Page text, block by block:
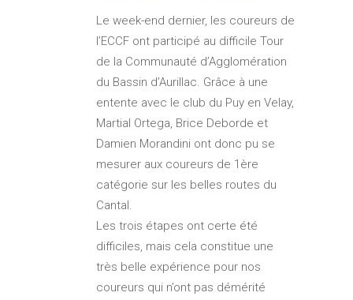
Le week-end dernier, les coureurs de
l’ECCF ont participé au difficile Tour
de la Communauté d’Agglomération
du Bassin d’Aurillac. Grâce à une
entente avec le club du Puy en Velay,
Martial Ortega, Brice Deborde et
Damien Morandini ont donc pu se
mesurer aux coureurs de 1ère
catégorie sur les belles routes du
Cantal.
Les trois étapes ont certe été
difficiles, mais cela constitue une
très belle expérience pour nos
coureurs qui n’ont pas démérité